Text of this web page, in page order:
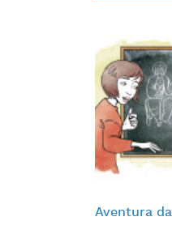
Aventura